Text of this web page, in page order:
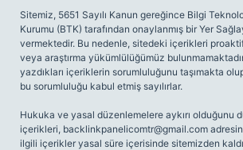
Sitemiz, 5651 Sayılı Kanun gereğince Bilgi
Kurumu (BTK) tarafından onaylanmış bir Yer
vermektedir. Bu nedenle, sitedeki içerikleri
veya araştırma yükümlülüğümüz
yazdıkları içeriklerin sorumluluğunu taşımakta
bu sorumluluğu kabul etmiş sayılırlar.
Hukuka ve yasal düzenlemelere aykırı olduğunu
içerikleri, backlinkpanelicomtr@gmail.com
ilgili içerikler yasal süre içerisinde sitemizden